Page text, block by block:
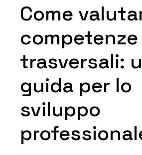
Come
competenze
trasversali:
guida per lo
sviluppo